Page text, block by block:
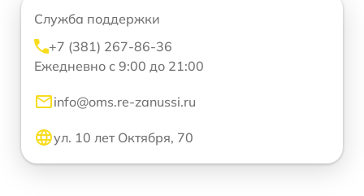
Служба поддержки
+7 (381) 267-86-36
Ежедневно с 9:00 до 21:00
info@oms.re-zanussi.ru
ул. 10 лет Октября, 70